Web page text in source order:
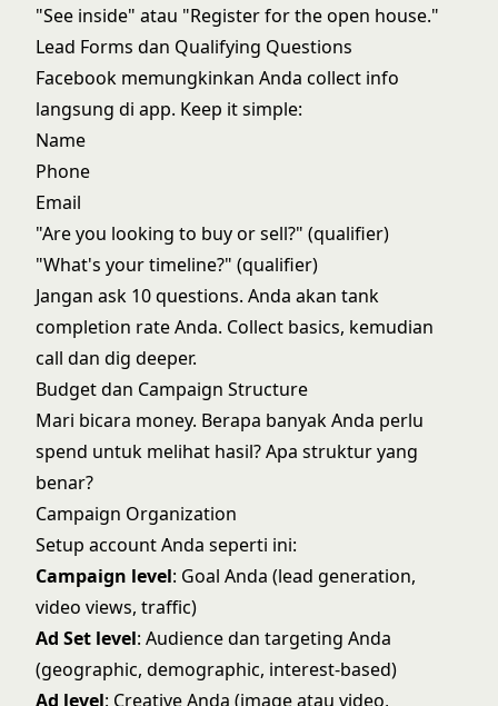
"See inside" atau "Register for the open house."
Lead Forms dan Qualifying Questions
Facebook memungkinkan Anda collect info
langsung di app. Keep it simple:
Name
Phone
Email
"Are you looking to buy or sell?" (qualifier)
"What's your timeline?" (qualifier)
Jangan ask 10 questions. Anda akan tank
completion rate Anda. Collect basics, kemudian
call dan dig deeper.
Budget dan Campaign Structure
Mari bicara money. Berapa banyak Anda perlu
spend untuk melihat hasil? Apa struktur yang
benar?
Campaign Organization
Setup account Anda seperti ini:
Campaign level: Goal Anda (lead generation,
video views, traffic)
Ad Set level: Audience dan targeting Anda
(geographic, demographic, interest-based)
Ad level: Creative Anda (image atau video,